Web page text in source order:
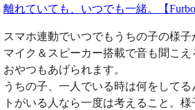
離れていても、いつでも一緒。【
スマホ連動でいつでもうちの子の様子
マイク＆スピーカー搭載で音も聞こえ
おやつもあげられます。
うちの子、一人でいる時は何をして
トがいる人なら一度は考えること。